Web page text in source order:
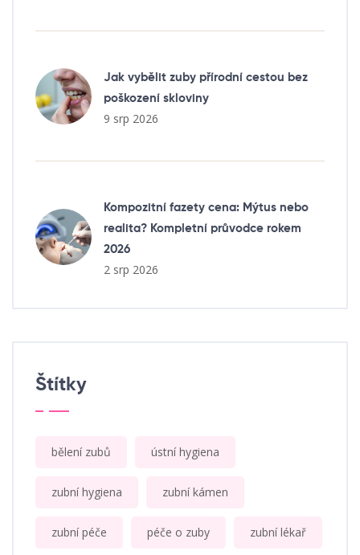
Jak vybělit zuby přírodní cestou bez
poškození skloviny
9 srp 2026
Kompozitní fazety cena: Mýtus nebo
realita? Kompletní průvodce rokem
2026
2 srp 2026
Štítky
bělení zubů ústní hygiena
zubní hygiena zubní kámen
zubní péče péče o zuby zubní lékař